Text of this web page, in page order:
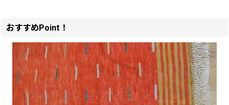
おすすめPoint！